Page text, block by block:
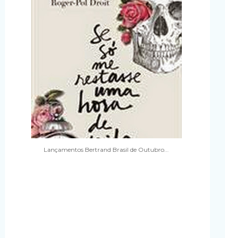
Lançamentos Bertrand Brasil de Outubro...